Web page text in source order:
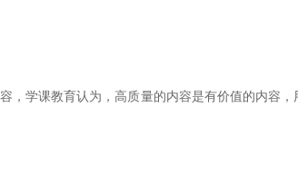
，学课教育认为，高质量的内容是有价值的内容，